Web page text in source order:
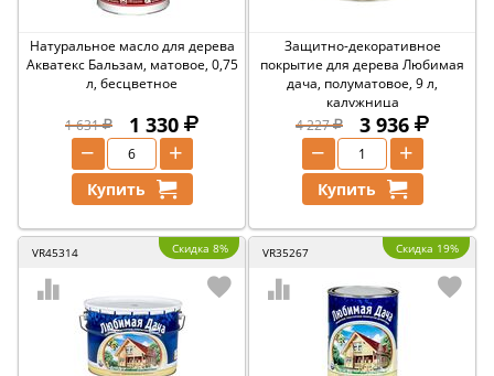
Натуральное масло для дерева
Акватекс Бальзам, матовое, 0,75
л, бесцветное
1 631 1 330
+
−
Купить
Защитно-декоративное
покрытие для дерева Любимая
дача, полуматовое, 9 л,
калужница
4 227
3 936
+
−
Купить
VR45314 Скидка 8% VR35267 Скидка 19%